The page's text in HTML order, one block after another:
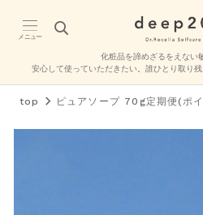
メニュー
化粧品を諦めざるをえない
安心して使っていただきたい。 誰ひとり取り
top ピュアソープ 70g定期便(ポ